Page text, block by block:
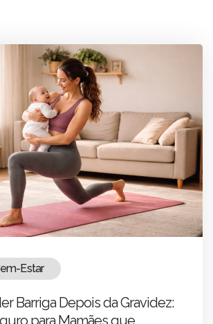
Estar
Barriga Depois da Gravidez:
para Mamães que